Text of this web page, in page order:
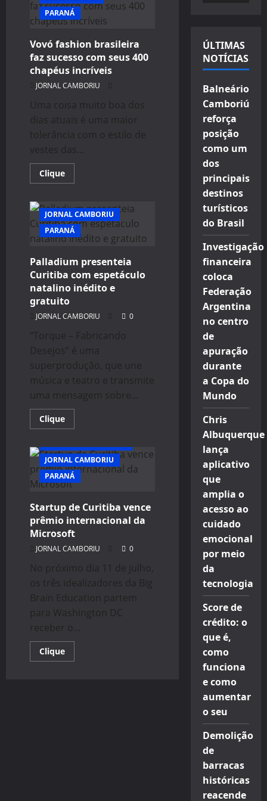
paranaense
é
a
entre
as
famosas
PARANÁ
Vovó fashion brasileira
faz sucesso com seus 400
chapéus incríveis
JORNAL CAMBORIU
Uma coisa muito boa dos
dias atuais é uma maior
tolerância com o estilo de
vestes das...
CliqueRead
more
fashion
brasileira
faz
sucesso
com
chapéus
incríveis
JORNAL CAMBORIU
PARANÁ
Palladium presenteia
Curitiba com espetáculo
natalino inédito e
gratuito
JORNAL CAMBORIU 0
“Torque – Fabricando
Desejos” é uma
superprodução, que une
música e teatro e transmite
uma mensagem sobre...
CliqueRead
more
presenteia
Curitiba
com
espetáculo
natalino
gratuito
JORNAL CAMBORIU
PARANÁ
Startup de Curitiba vence
prêmio internacional da
Microsoft
JORNAL CAMBORIU 0
No próximo dia 11 de julho,
os três idealizadores da Big
Brain Education partem
para Washington DC
receber o...
CliqueRead
more
ÚLTIMAS
NOTÍCIAS
Balneário
Camboriú
reforça
posição
como um
dos
principais
destinos
turísticos
do Brasil
Investigação
financeira
coloca
Federação
Argentina
no centro
de
apuração
durante
a Copa do
Mundo
Chris
Albuquerque
lança
aplicativo
que
amplia o
acesso ao
cuidado
emocional
por meio
da
tecnologia
Score de
crédito: o
que é,
como
funciona
e como
aumentar
o seu
Demolição
de
barracas
históricas
reacende